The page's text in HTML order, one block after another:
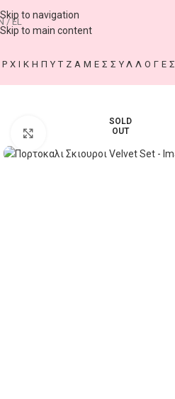
Skip to navigation
Skip to main content
/ EL
ΠΥΤΖΑΜΕΣ ΣΥΛΛΟΓΕΣ
SOLD
OUT
Click to enlarge